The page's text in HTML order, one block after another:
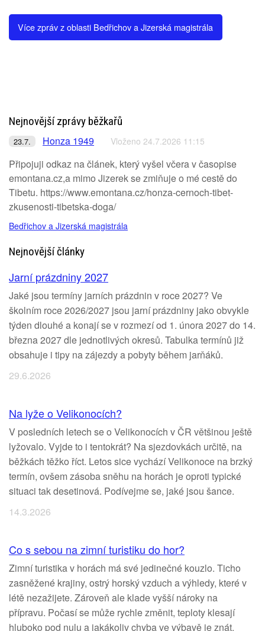
Více zpráv z oblasti Bedřichov a Jizerská magistrála
Nejnovější zprávy běžkařů
23.7. Honza 1949 Vloženo 24.7.2026 11:15
Připojuji odkaz na článek, který vyšel včera v časopise
emontana.cz,a mimo Jizerek se zmiňuje o mé cestě do
Tibetu. https://www.emontana.cz/honza-cernoch-tibet-
zkusenosti-tibetska-doga/
Bedřichov a Jizerská magistrála
Nejnovější články
Jarní prázdniny 2027
Jaké jsou termíny jarních prázdnin v roce 2027? Ve
školním roce 2026/2027 jsou jarní prázdniny jako obvykle
týden dlouhé a konají se v rozmezí od 1. února 2027 do 14.
března 2027 dle jednotlivých okresů. Tabulka termínů již
obsahuje i tipy na zájezdy a pobyty během jarňáků.
29.6.2026
Na lyže o Velikonocích?
V posledních letech se o Velikonocích v ČR většinou ještě
lyžovalo. Vyjde to i tentokrát? Na sjezdovkách určitě, na
běžkách těžko říct. Letos sice vychází Velikonoce na brzký
termín, ovšem zásoba sněhu na horách je oproti typické
situaci tak desetinová. Podívejme se, jaké jsou šance.
14.3.2026
Co s sebou na zimní turistiku do hor?
Zimní turistika v horách má své jedinečné kouzlo. Ticho
zasněžené krajiny, ostrý horský vzduch a výhledy, které v
létě nezažijete. Zároveň ale klade vyšší nároky na
přípravu. Počasí se může rychle změnit, teploty klesají
hluboko pod nulu a jakákoliv chyba ve výbavě je znát.